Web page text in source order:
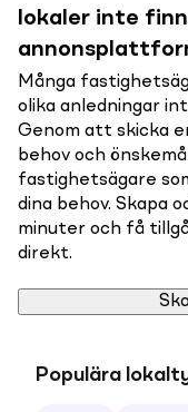
lokaler inte
Många
olika anledningar
Genom att skicka
behov och
fastighetsägare
dina behov. Skapa
minuter och få
direkt.
Populära